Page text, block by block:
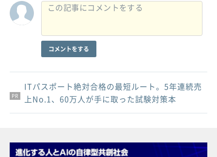
コメントをする
PR
PR
PR
ITパスポート絶対合格の最短ルート。5年連続売
上No.1、60万人が手に取った試験対策本